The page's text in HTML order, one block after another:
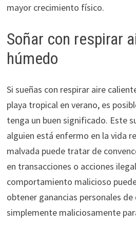
mayor crecimiento físico.
Soñar con respirar
húmedo
Si sueñas con respirar aire
playa tropical en verano, es
tenga un buen significado. Este
alguien está enfermo en la vida
malvada puede tratar de
en transacciones o acciones
comportamiento malicioso
obtener ganancias personales
simplemente maliciosamente